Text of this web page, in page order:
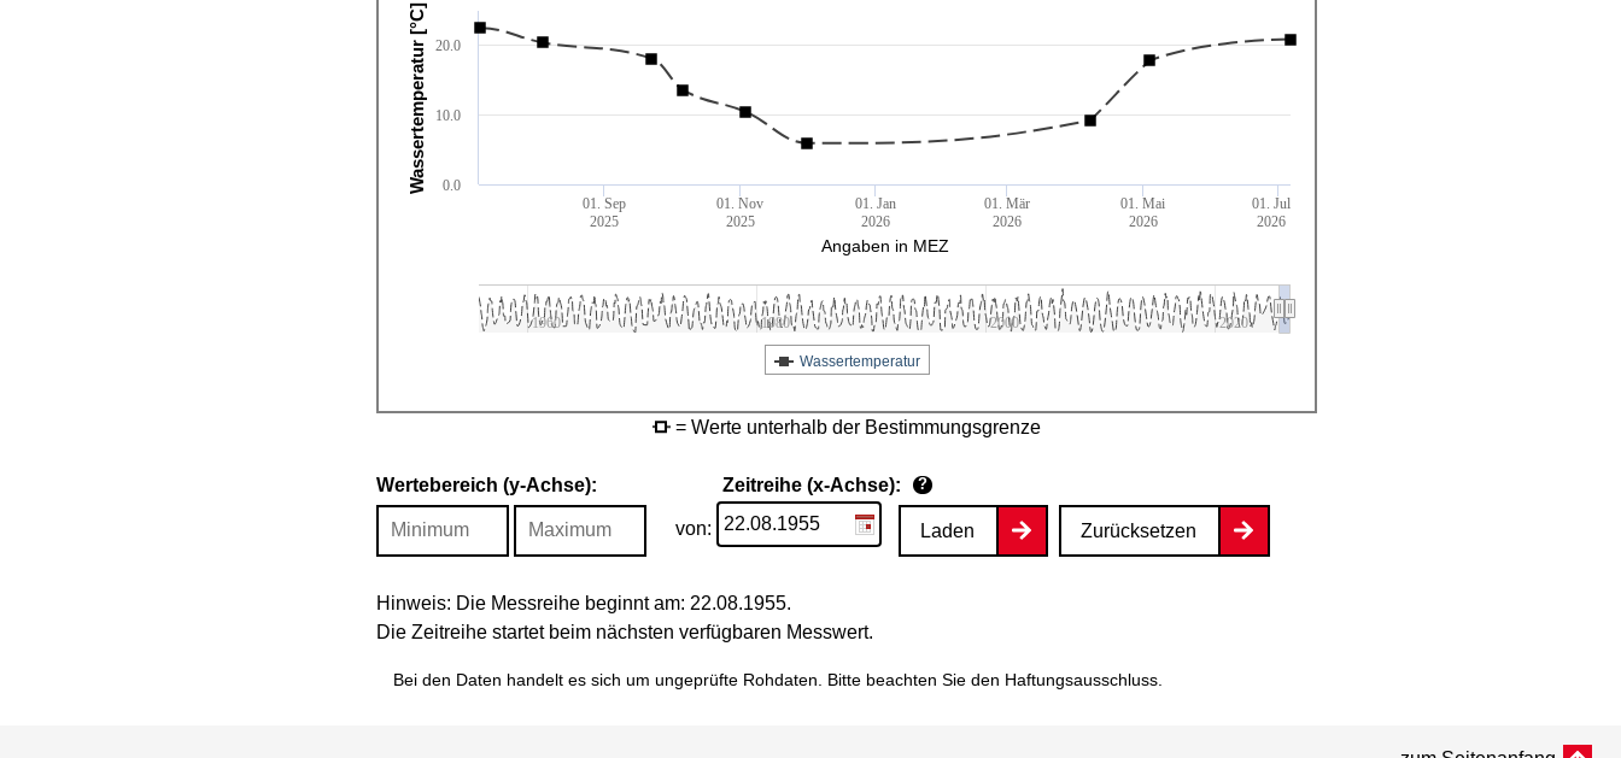
Angaben in MEZ
Wassertemperatur [°C]
01. Sep
2025
01. Nov
2025
01. Jan
2026
01. Mär
2026
01. Mai
2026
01. Jul
2026
1960 1980 2000 2020
10.0
20.0
0.0
Wassertemperatur
= Werte unterhalb der Bestimmungsgrenze
Wertebereich (y-Achse): Zeitreihe (x-Achse): ?
von: Laden Zurücksetzen
Hinweis: Die Messreihe beginnt am: 22.08.1955.
Die Zeitreihe startet beim nächsten verfügbaren Messwert.
Bei den Daten handelt es sich um ungeprüfte Rohdaten. Bitte beachten Sie den Haftungsausschluss.